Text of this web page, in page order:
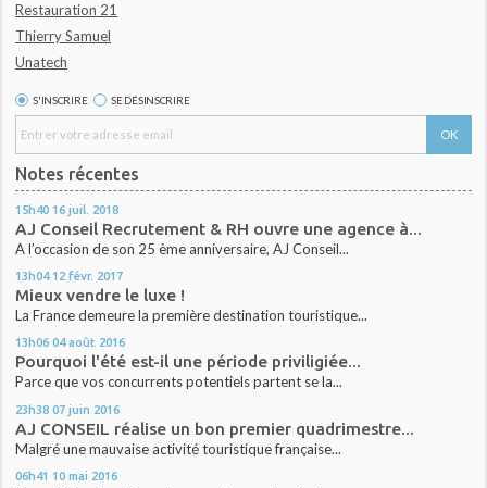
Restauration 21
Thierry Samuel
Unatech
S'INSCRIRE SE DÉSINSCRIRE
Notes récentes
15h40 16 juil. 2018
AJ Conseil Recrutement & RH ouvre une agence à...
A l’occasion de son 25 ème anniversaire, AJ Conseil...
13h04 12 févr. 2017
Mieux vendre le luxe !
La France demeure la première destination touristique...
13h06 04 août 2016
Pourquoi l'été est-il une période priviligiée...
Parce que vos concurrents potentiels partent se la...
23h38 07 juin 2016
AJ CONSEIL réalise un bon premier quadrimestre...
Malgré une mauvaise activité touristique française...
06h41 10 mai 2016